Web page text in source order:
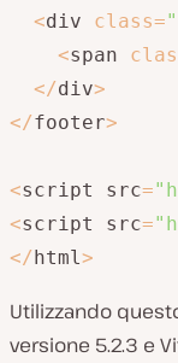
<div class=
<span
</div>
</footer>
<script src=
<script src=
</html >
Utilizzando
versione 5.2.3 e